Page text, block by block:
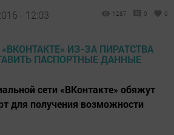
- 12:03 1287 0 0
сети «ВКонтакте» обяжут
для получения возможности